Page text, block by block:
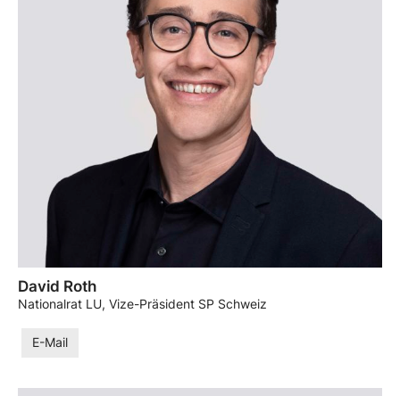
David Roth
Nationalrat LU, Vize-Präsident SP Schweiz
E-Mail